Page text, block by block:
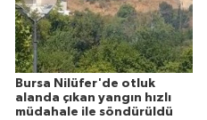
Bursa Nilüfer'de otluk
alanda çıkan yangın hızlı
müdahale ile söndürüldü